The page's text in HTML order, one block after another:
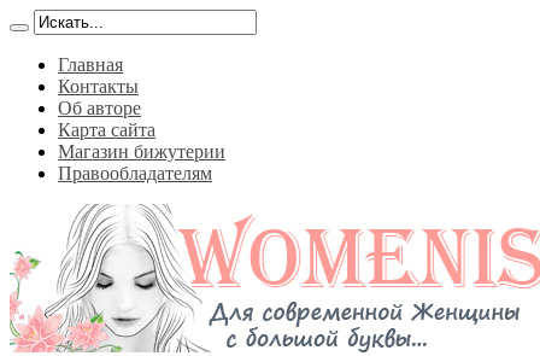
Главная
Контакты
Об авторе
Карта сайта
Магазин бижутерии
Правообладателям